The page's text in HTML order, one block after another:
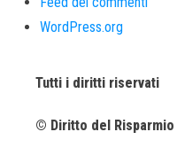
WordPress.org
Tutti i diritti riservati
© Diritto del Risparmio